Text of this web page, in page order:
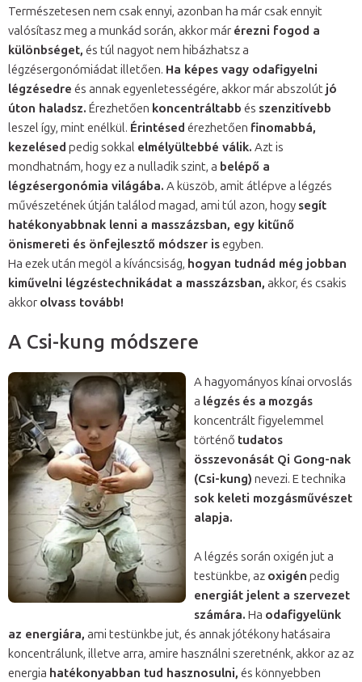
Természetesen nem csak ennyi, azonban ha már csak ennyit
valósítasz meg a munkád során, akkor már érezni fogod a
különbséget, és túl nagyot nem hibázhatsz a
légzésergonómiádat illetően. Ha képes vagy odafigyelni
légzésedre és annak egyenletességére, akkor már abszolút jó
úton haladsz. Érezhetően koncentráltabb és szenzitívebb
leszel így, mint enélkül. Érintésed érezhetően finomabbá,
kezelésed pedig sokkal elmélyültebbé válik. Azt is
mondhatnám, hogy ez a nulladik szint, a belépő a
légzésergonómia világába. A küszöb, amit átlépve a légzés
művészetének útján találod magad, ami túl azon, hogy segít
hatékonyabbnak lenni a masszázsban, egy kitűnő
önismereti és önfejlesztő módszer isegyben.
Ha ezek után megöl a kíváncsiság, hogyan tudnád még jobban
kiművelni légzéstechnikádat a masszázsban, akkor, és csakis
akkor olvass tovább!
A Csi-kung módszere
A hagyományos kínai orvoslás
a légzés és a mozgás
koncentrált figyelemmel
történő tudatos
összevonását Qi Gong-nak
(Csi-kung) nevezi. E technika
sok keleti mozgásművészet
alapja.
A légzés során oxigén jut a
testünkbe, az oxigén pedig
energiát jelent a szervezet
számára. Ha odafigyelünk
az energiára, ami testünkbe jut, és annak jótékony hatásaira
koncentrálunk, illetve arra, amire használni szeretnénk, akkor az az
energia hatékonyabban tud hasznosulni, és könnyebben